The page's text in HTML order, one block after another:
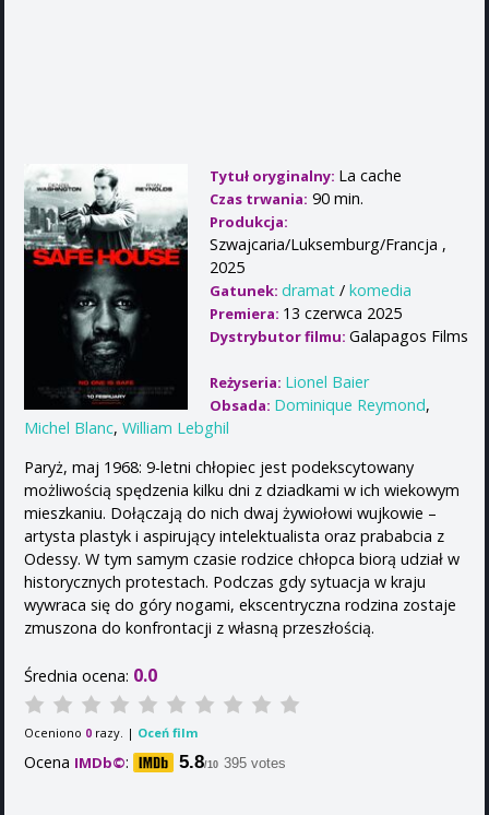
Tytuł oryginalny: La cache
Czas trwania: 90 min.
Produkcja:
Szwajcaria/Luksemburg/Francja ,
2025
Gatunek: dramat / komedia
Premiera: 13 czerwca 2025
Dystrybutor filmu: Galapagos Films
Reżyseria: Lionel Baier
Obsada: Dominique Reymond,
Michel Blanc, William Lebghil
Paryż, maj 1968: 9-letni chłopiec jest podekscytowany
możliwością spędzenia kilku dni z dziadkami w ich wiekowym
mieszkaniu. Dołączają do nich dwaj żywiołowi wujkowie –
artysta plastyk i aspirujący intelektualista oraz prababcia z
Odessy. W tym samym czasie rodzice chłopca biorą udział w
historycznych protestach. Podczas gdy sytuacja w kraju
wywraca się do góry nogami, ekscentryczna rodzina zostaje
zmuszona do konfrontacji z własną przeszłością.
Średnia ocena: 0.0
Oceniono 0 razy. | Oceń film
Ocena IMDb©: 5.8/10 395 votes